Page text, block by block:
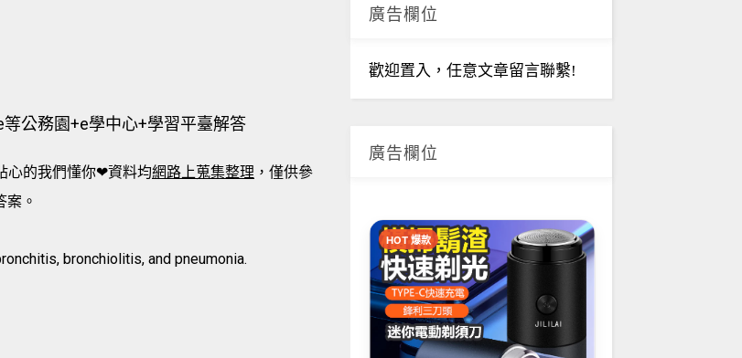
等公務園+e學中心+學習平臺解答
心的我們懂你❤資料均網路上蒐集整理 ，僅供參
案。
bronchiolitis, and pneumonia.
廣告欄位
歡迎置入，任意文章留言聯繫!
廣告欄位
HOT 爆款